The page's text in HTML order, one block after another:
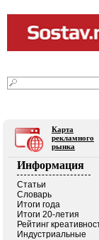
Карта
рекламного
рынка
Информация
Статьи
Словарь
Итоги года
Итоги 20-летия
Рейтинг
Индустриальные